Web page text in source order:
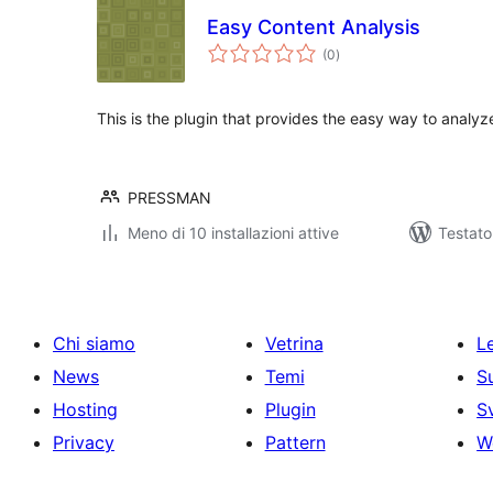
Easy Content Analysis
(0valutazioni
totali
)
This is the plugin that provides the easy way to
PRESSMAN
Meno di 10 installazioni attive
Chi siamo
News
Hosting
Privacy
Vetrina
Temi
Plugin
Pattern